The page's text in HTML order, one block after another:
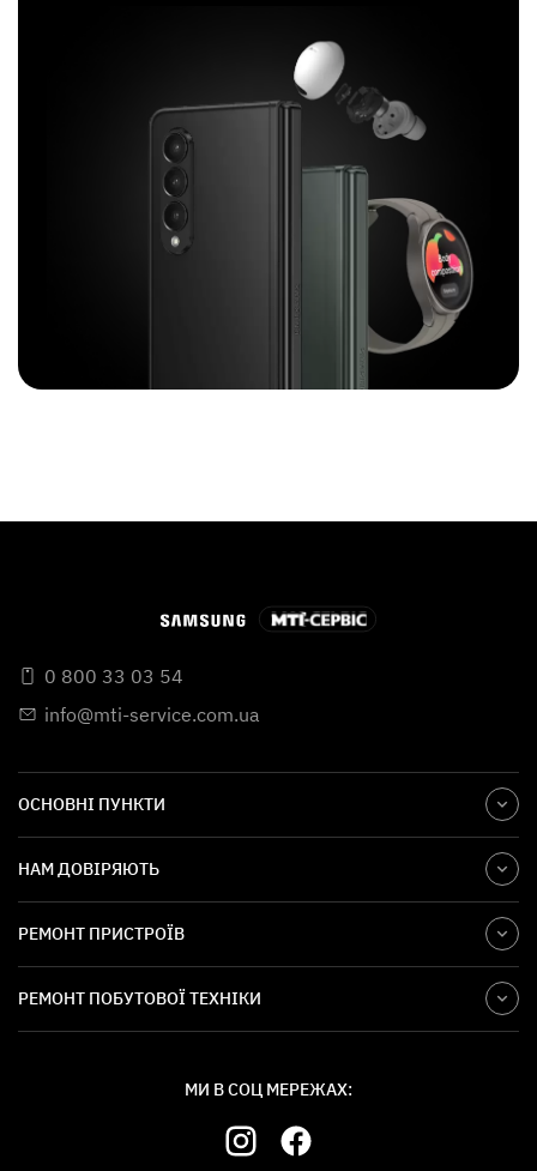
0 800 33 03 54
info@mti-service.com.ua
ОСНОВНІ ПУНКТИ
НАМ ДОВІРЯЮТЬ
РЕМОНТ ПРИСТРОЇВ
РЕМОНТ ПОБУТОВОЇ ТЕХНІКИ
МИ В СОЦ МЕРЕЖАХ: